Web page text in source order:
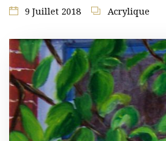
9 Juillet 2018 Acrylique